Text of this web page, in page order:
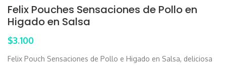
Felix Pouches Sensaciones de Pollo en
Higado en Salsa
$3.100
Felix Pouch Sensaciones de Pollo e Higado en Salsa, deliciosa